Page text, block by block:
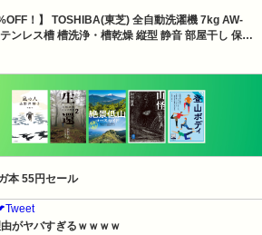
！】 TOSHIBA(東芝) 全自動洗濯機 7kg AW-
ンレス槽 槽洗浄・槽乾燥 縦型 静音 部屋干し 保…
本 55円セール
がヤバすぎるｗｗｗｗ